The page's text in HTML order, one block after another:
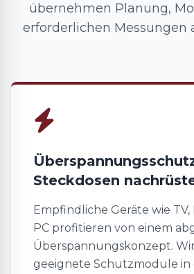
übernehmen Planung,
erforderlichen Messungen
Steckdosen
Empfindliche Geräte wie
PC profitieren von einem
Überspannungskonzept.
geeignete Schutzmodule in